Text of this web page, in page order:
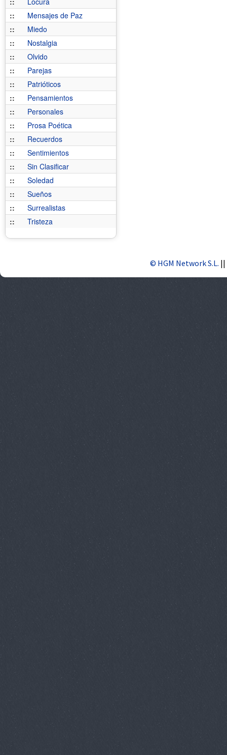
::
Mensajes de Paz
::
Miedo
::
Nostalgia
::
Olvido
::
Parejas
::
Patrióticos
::
Pensamientos
::
Personales
::
Prosa Poética
::
Recuerdos
::
Sentimientos
::
Sin Clasificar
::
Soledad
::
Sueños
::
Surrealistas
::
Tristeza
© HGM Network S.L. ||